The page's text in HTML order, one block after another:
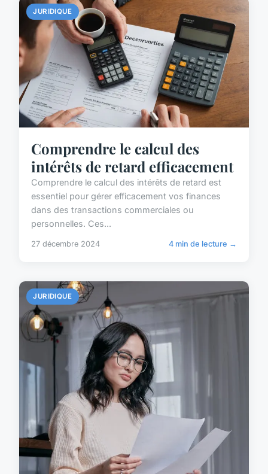
JURIDIQUE
Comprendre le calcul des
intérêts de retard efficacement
Comprendre le calcul des intérêts de retard est
essentiel pour gérer efficacement vos finances
dans des transactions commerciales ou
personnelles. Ces...
27 décembre 2024 4 min de lecture →
JURIDIQUE